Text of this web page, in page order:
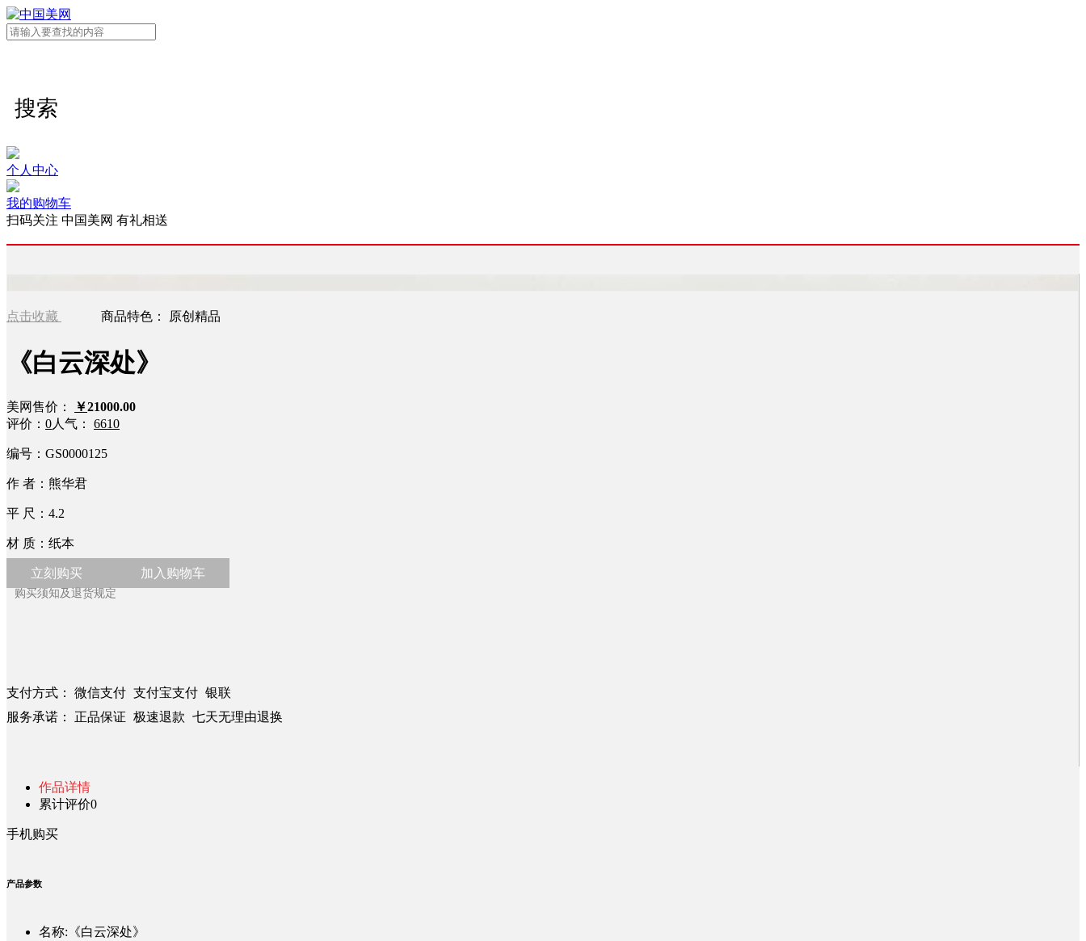
搜索
个人中心
我的购物车
扫码关注 中国美网 有礼相送
点击收藏 商品特色： 原创精品
《白云深处》
美网售价： ￥21000.00
评价： 0人气： 6610
编号： GS0000125
作 者： 熊华君
平 尺： 4.2
材 质： 纸本
立刻购买 加入购物车
购买须知及退货规定
支付方式： 微信支付 支付宝支付 银联
服务承诺： 正品保证 极速退款 七天无理由退换
作品详情
累计评价0
手机购买
产品参数
名称:《白云深处》